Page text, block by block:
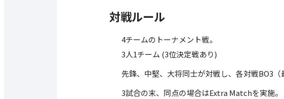
対戦ルール
4チームのトーナメント戦。
3人1チーム (3位決定戦あり)
先鋒、中堅、大将同士が対戦し、各対戦BO3（
3試合の末、同点の場合はExtra Matchを実施。